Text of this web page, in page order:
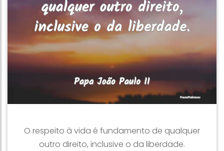
O respeito à vida é fundamento de qualquer
outro direito, inclusive o da liberdade.